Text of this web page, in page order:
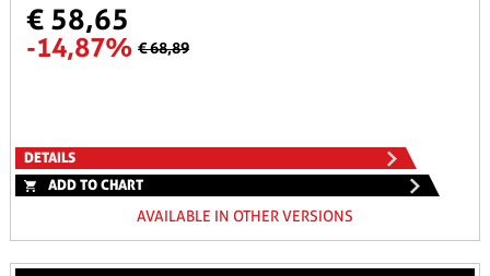
€ 58,65
-14,87% € 68,89
DETAILS
ADD TO CHART
AVAILABLE IN OTHER VERSIONS